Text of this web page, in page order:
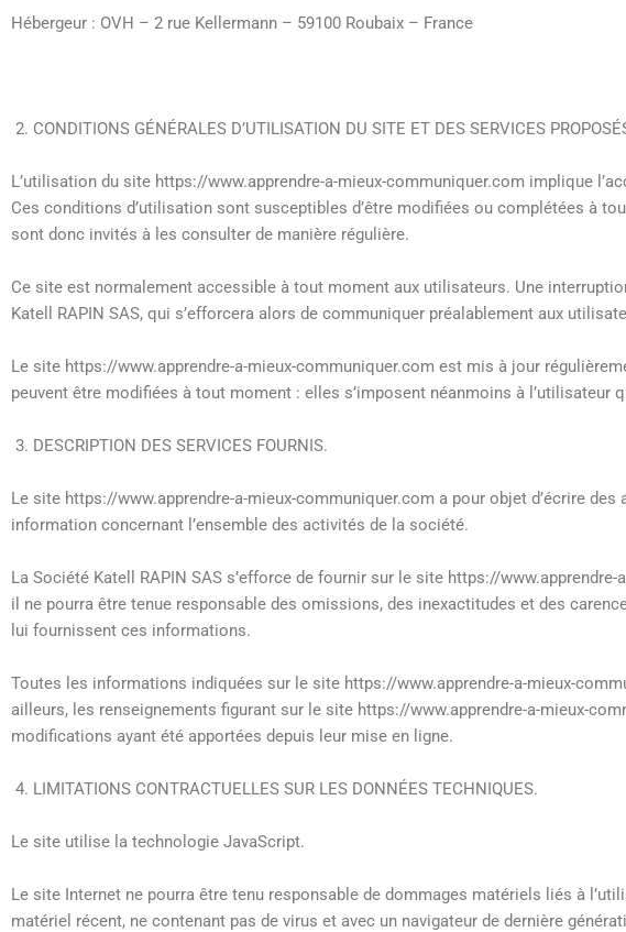
Hébergeur : OVH – 2 rue Kellermann – 59100 Roubaix – France
CONDITIONS GÉNÉRALES D’UTILISATION DU SITE ET DES SERVICES
L’utilisation du site https://www.apprendre-a-mieux-communiquer.com implique
Ces conditions d’utilisation sont susceptibles d’être modifiées ou complétées à
sont donc invités à les consulter de manière régulière.
Ce site est normalement accessible à tout moment aux utilisateurs. Une
Katell RAPIN SAS, qui s’efforcera alors de communiquer préalablement aux
Le site https://www.apprendre-a-mieux-communiquer.com est mis à jour
peuvent être modifiées à tout moment : elles s’imposent néanmoins à l’utilisateur
DESCRIPTION DES SERVICES FOURNIS.
Le site https://www.apprendre-a-mieux-communiquer.com a pour objet d’écrire
information concernant l’ensemble des activités de la société.
La Société Katell RAPIN SAS s’efforce de fournir sur le site https://
il ne pourra être tenue responsable des omissions, des inexactitudes et des
lui fournissent ces informations.
Toutes les informations indiquées sur le site https://www.apprendre-a-mieux-
ailleurs, les renseignements figurant sur le site https://www.apprendre-a-mieux-
modifications ayant été apportées depuis leur mise en ligne.
LIMITATIONS CONTRACTUELLES SUR LES DONNÉES TECHNIQUES.
Le site utilise la technologie JavaScript.
Le site Internet ne pourra être tenu responsable de dommages matériels liés à
matériel récent, ne contenant pas de virus et avec un navigateur de dernière